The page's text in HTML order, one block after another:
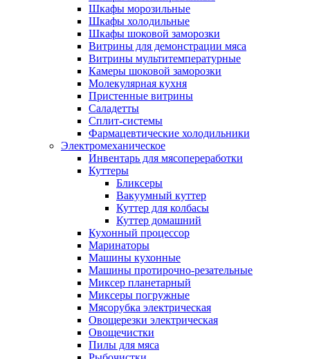
Шкафы морозильные
Шкафы холодильные
Шкафы шоковой заморозки
Витрины для демонстрации мяса
Витрины мультитемпературные
Камеры шоковой заморозки
Молекулярная кухня
Пристенные витрины
Саладетты
Сплит-системы
Фармацевтические холодильники
Электромеханическое
Инвентарь для мясопереработки
Куттеры
Бликсеры
Вакуумный куттер
Куттер для колбасы
Куттер домашний
Кухонный процессор
Маринаторы
Машины кухонные
Машины протирочно-резательные
Миксер планетарный
Миксеры погружные
Мясорубка электрическая
Овощерезки электрическая
Овощечистки
Пилы для мяса